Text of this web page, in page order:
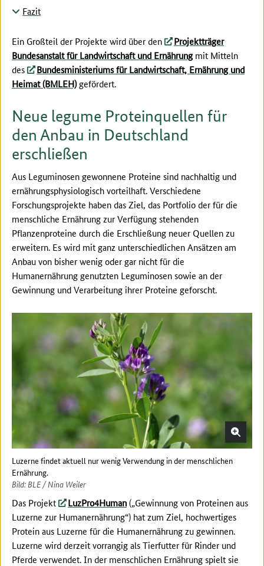
Fazit
Ein Großteil der Projekte wird über den
Projektträger
Bundesanstalt für Landwirtschaft und Ernährungmit Mitteln
des
Bundesministeriums für Landwirtschaft, Ernährung und
Heimat (BMLEH)gefördert.
Neue legume Proteinquellen für
den Anbau in Deutschland
erschließen
Aus Leguminosen gewonnene Proteine sind nachhaltig und
ernährungsphysiologisch vorteilhaft. Verschiedene
Forschungsprojekte haben das Ziel, das Portfolio der für die
menschliche Ernährung zur Verfügung stehenden
Pflanzenproteine durch die Erschließung neuer Quellen zu
erweitern. Es wird mit ganz unterschiedlichen Ansätzen am
Anbau von bisher wenig oder gar nicht für die
Humanernährung genutzten Leguminosen sowie an der
Gewinnung und Verarbeitung ihrer Proteine geforscht.
Luzerne findet aktuell nur wenig Verwendung in der menschlichen
Ernährung.
Bild: BLE / Nina Weiler
Das Projekt LuzPro4Human(„Gewinnung von Proteinen aus
Luzerne zur Humanernährung“) hat zum Ziel, hochwertiges
Protein aus Luzerne für die Humanernährung zu gewinnen.
Luzerne wird derzeit vorrangig als Tierfutter für Rinder und
Pferde verwendet. In der menschlichen Ernährung spielt sie